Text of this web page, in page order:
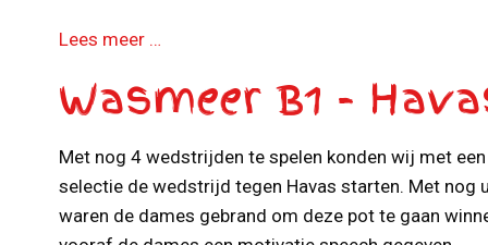
Lees meer …
Wasmeer B1 -
Met nog 4 wedstrijden te spelen konden wij met
selectie de wedstrijd tegen Havas starten. Met nog
waren de dames gebrand om deze pot te gaan